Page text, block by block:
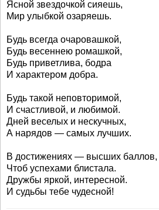
Ясной звездочкой сияешь,
Мир улыбкой озаряешь.
Будь всегда очаровашкой,
Будь весеннею ромашкой,
Будь приветлива, бодра
И характером добра.
Будь такой неповторимой,
И счастливой, и любимой.
Дней веселых и нескучных,
А нарядов — самых лучших.
В достижениях — высших баллов,
Чтоб успехами блистала.
Дружбы яркой, интересной.
И судьбы тебе чудесной!